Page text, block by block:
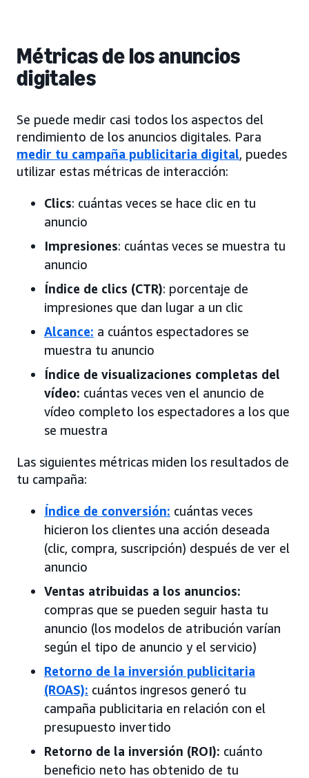
Métricas de los anuncios
digitales
Se puede medir casi todos los aspectos del
rendimiento de los anuncios digitales. Para
medir tu campaña publicitaria digital, puedes
utilizar estas métricas de interacción:
Clics: cuántas veces se hace clic en tu
anuncio
Impresiones: cuántas veces se muestra tu
anuncio
Índice de clics (CTR): porcentaje de
impresiones que dan lugar a un clic
Alcance: a cuántos espectadores se
muestra tu anuncio
Índice de visualizaciones completas del
vídeo: cuántas veces ven el anuncio de
vídeo completo los espectadores a los que
se muestra
Las siguientes métricas miden los resultados de
tu campaña:
Índice de conversión: cuántas veces
hicieron los clientes una acción deseada
(clic, compra, suscripción) después de ver el
anuncio
Ventas atribuidas a los anuncios:
compras que se pueden seguir hasta tu
anuncio (los modelos de atribución varían
según el tipo de anuncio y el servicio)
Retorno de la inversión publicitaria
(ROAS): cuántos ingresos generó tu
campaña publicitaria en relación con el
presupuesto invertido
Retorno de la inversión (ROI): cuánto
beneficio neto has obtenido de tu